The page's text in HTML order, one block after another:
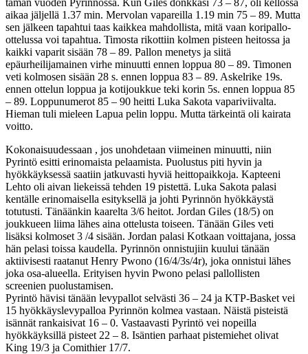
aikaa jäljellä 1.37 min. Mervolan vapareilla 1.19 min 75 – 89. Mutta
sen jälkeen tapahtui taas kaikkea mahdollista, mitä vaan koripallo-
ottelussa voi tapahtua. Timosta rikottiin kolmen pisteen heitossa ja
kaikki vaparit sisään 78 – 89. Pallon menetys ja siitä
epäurheilijamainen virhe minuutti ennen loppua 80 – 89. Timonen
veti kolmosen sisään 28 s. ennen loppua 83 – 89. Askelrike 19s.
ennen ottelun loppua ja kotijoukkue teki korin 5s. ennen loppua 85
– 89. Loppunumerot 85 – 90 heitti Luka Sakota vapariviivalta.
Hieman tuli mieleen Lapua pelin loppu. Mutta tärkeintä oli kairata
voitto.
Kokonaisuudessaan , jos unohdetaan viimeinen minuutti, niin
Pyrintö esitti erinomaista pelaamista. Puolustus piti hyvin ja
hyökkäyksessä saatiin jatkuvasti hyviä heittopaikkoja. Kapteeni
Lehto oli aivan liekeissä tehden 19 pistettä. Luka Sakota palasi
kentälle erinomaisella esityksellä ja johti Pyrinnön hyökkäystä
totutusti. Tänäänkin kaarelta 3/6 heitot. Jordan Giles (18/5) on
joukkueen liima lähes aina ottelusta toiseen. Tänään Giles veti
lisäksi kolmoset 3 /4 sisään. Jordan palasi Kotkaan voittajana, jossa
hän pelasi toissa kaudella. Pyrinnön onnistujiin kuului tänään
aktiivisesti raatanut Henry Pwono (16/4/3s/4r), joka onnistui lähes
joka osa-alueella. Erityisen hyvin Pwono pelasi pallollisten
screenien puolustamisen.
Pyrintö hävisi tänään levypallot selvästi 36 – 24 ja KTP-Basket vei
15 hyökkäyslevypalloa Pyrinnön kolmea vastaan. Näistä pisteistä
isännät rankaisivat 16 – 0. Vastaavasti Pyrintö vei nopeilla
hyökkäyksillä pisteet 22 – 8. Isäntien parhaat pistemiehet olivat
King 19/3 ja Comithier 17/7.